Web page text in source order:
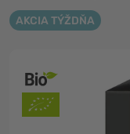
AKCIA TÝŽDŇA